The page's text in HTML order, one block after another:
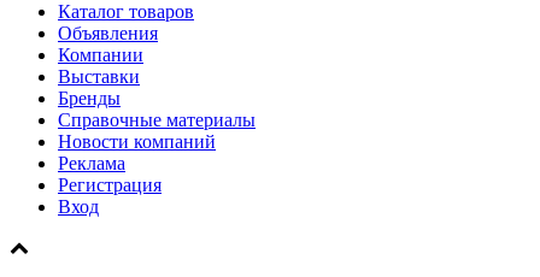
Каталог товаров
Объявления
Компании
Выставки
Бренды
Справочные материалы
Новости компаний
Реклама
Регистрация
Вход